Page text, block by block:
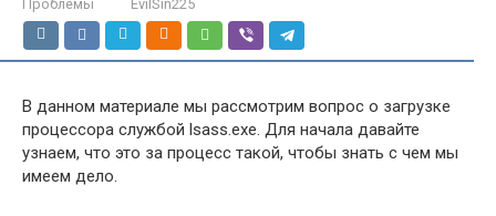
Проблемы
EvilSin225
В данном материале мы рассмотрим вопрос о загрузке
процессора службой lsass.exe. Для начала давайте
узнаем, что это за процесс такой, чтобы знать с чем мы
имеем дело.